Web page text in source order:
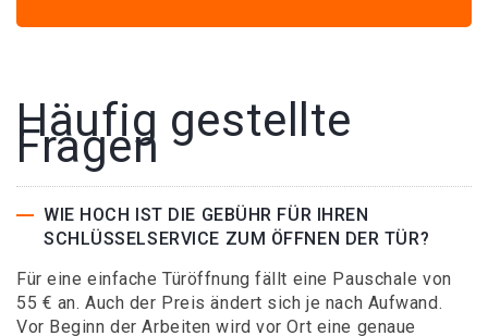
Häufig gestellte
Fragen
WIE HOCH IST DIE GEBÜHR FÜR IHREN
SCHLÜSSELSERVICE ZUM ÖFFNEN DER TÜR?
Für eine einfache Türöffnung fällt eine Pauschale von
55 € an. Auch der Preis ändert sich je nach Aufwand.
Vor Beginn der Arbeiten wird vor Ort eine genaue